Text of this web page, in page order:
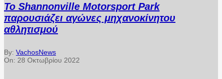
Το Shannonville Motorsport Park
παρουσιάζει αγώνες μηχανοκίνητου
αθλητισμού
By: VachosNews
On: 28 Οκτωβρίου 2022